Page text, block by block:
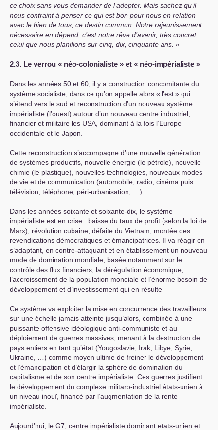
ce choix sans vous demander de l’adopter. Mais sachez qu’il
nous contraint à penser ce qui est bon pour nous en relation
avec le bien de tous, ce destin commun. Notre rajeunissement
nécessaire en dépend, c’est notre rêve d’avenir, très concret,
celui que nous planifions sur cinq, dix, cinquante ans. «
2.3. Le verrou « néo-colonialiste » et « néo-impérialiste »
Dans les années 50 et 60, il y a construction concomitante du
système socialiste, dans ce qu’on appelle alors « l’est» qui
s’étend vers le sud et reconstruction d’un nouveau système
impérialiste (l’ouest) autour d’un nouveau centre industriel,
financier et militaire les USA , dominant à la fois l’Europe
occidentale et le Japon.
Cette reconstruction s’accompagne d’une nouvelle génération
de systèmes productifs, nouvelle énergie (le pétrole), nouvelle
chimie (le plastique), nouvelles technologies, nouveaux modes
de vie et de communication (automobile, radio, cinéma puis
télévision, téléphone, péri-urbanisation, …).
Dans les années soixante et soixante-dix, le système
impérialiste est en crise : baisse du taux de profit (selon la loi de
Marx), révolution cubaine, défaite du Vietnam, montée des
revendications démocratiques et émancipatrices. Il va réagir en
s’adaptant, en contre-attaquant et en établissement un nouveau
mode de domination mondiale, basée notamment sur le
contrôle des flux financiers, la dérégulation économique,
l’accroissement de la population mondiale et l’énorme besoin de
développement et d’investissement qui en résulte.
Ce système va exploiter la mise en concurrence des travailleurs
sur une échelle jamais atteinte jusqu’alors, combinée à une
puissante offensive idéologique anti-communiste et au
déploiement de guerres massives, menant à la destruction de
pays entiers en tant qu’état (Yougoslavie, Irak, Libye, Syrie,
Ukraine, …) comme moyen ultime de freiner le développement
et l’émancipation et d’élargir la sphère de domination du
capitalisme et de son centre impérialiste. Ces guerres justifient
le développement du complexe militaro-industriel états-unien à
un niveau inouï, financé par l’augmentation de la rente
impérialiste.
Aujourd’hui, le G7, centre impérialiste dominant etats-unien et